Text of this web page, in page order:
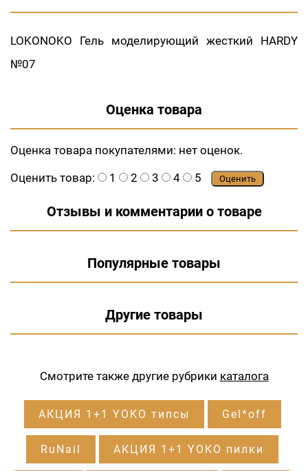
LOKONOKO Гель моделирующий жесткий HARDY
№07
Оценка товара
Оценка товара покупателями: нет оценок.
Оценить товар:
1 2 3 4 5 Оценить
Отзывы и комментарии о товаре
Популярные товары
Другие товары
Смотрите также другие рубрики каталога
АКЦИЯ 1+1 YOKO типсы Gel*off
RuNail АКЦИЯ 1+1 YOKO пилки